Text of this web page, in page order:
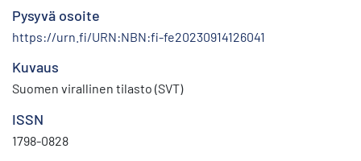
Pysyvä osoite
https://urn.fi/URN:NBN:fi-fe20230914126041
Kuvaus
Suomen virallinen tilasto (SVT)
ISSN
1798-0828